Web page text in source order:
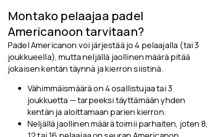
Montako pelaajaa padel
Americanoon tarvitaan?
Padel Americanon voi järjestää jo 4 pelaajalla (tai 3
joukkueella), mutta neljällä jaollinen määrä pitää
jokaisen kentän täynnä ja kierron siistinä.
Vähimmäismäärä on 4 osallistujaa tai 3
joukkuetta — tarpeeksi täyttämään yhden
kentän ja aloittamaan parien kierron.
Neljällä jaollinen määrä toimii parhaiten, joten 8,